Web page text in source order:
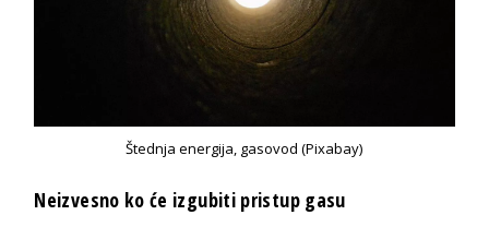
Štednja energija, gasovod (Pixabay)
Neizvesno ko će izgubiti pristup gasu